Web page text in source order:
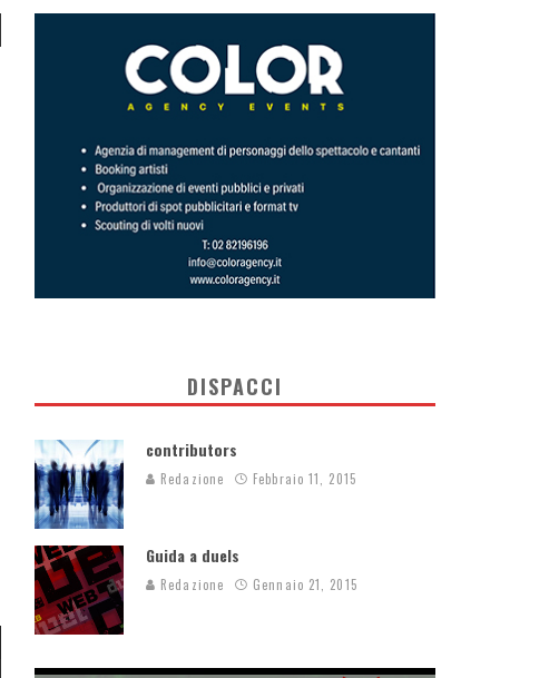
DISPACCI
contributors
Redazione Febbraio 11, 2015
Guida a duels
Redazione Gennaio 21, 2015